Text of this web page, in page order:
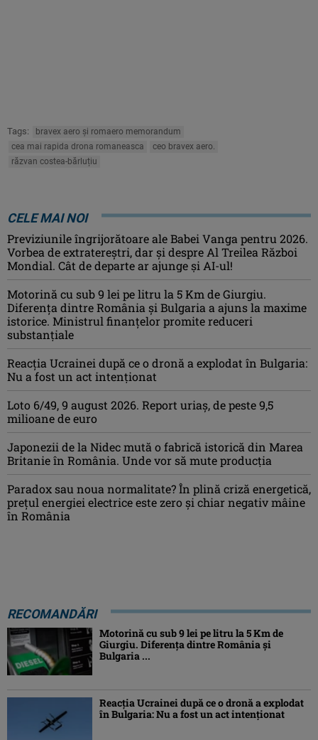
Tags:
bravex aero și romaero memorandum
cea mai rapida drona romaneasca
ceo bravex aero.
răzvan costea-bărluțiu
CELE MAI NOI
Previziunile îngrijorătoare ale Babei Vanga pentru 2026.
Vorbea de extratereștri, dar și despre Al Treilea Război
Mondial. Cât de departe ar ajunge și AI-ul!
Motorină cu sub 9 lei pe litru la 5 Km de Giurgiu.
Diferența dintre România și Bulgaria a ajuns la maxime
istorice. Ministrul finanțelor promite reduceri
substanțiale
Reacția Ucrainei după ce o dronă a explodat în Bulgaria:
Nu a fost un act intenționat
Loto 6/49, 9 august 2026. Report uriaș, de peste 9,5
milioane de euro
Japonezii de la Nidec mută o fabrică istorică din Marea
Britanie în România. Unde vor să mute producția
Paradox sau noua normalitate? În plină criză energetică,
prețul energiei electrice este zero și chiar negativ mâine
în România
RECOMANDĂRI
Motorină cu sub 9 lei pe litru la 5 Km de
Giurgiu. Diferența dintre România și
Bulgaria ...
Reacția Ucrainei după ce o dronă a explodat
în Bulgaria: Nu a fost un act intenționat